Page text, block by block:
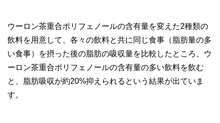
ウーロン茶重合ポリフェノールの含有量を変えた2種類の
飲料を用意して、各々の飲料と共に同じ食事（脂肪量の多
い食事）を摂った後の脂肪の吸収量を比較したところ、ウ
ーロン茶重合ポリフェノールの含有量の多い飲料を飲む
と、脂肪吸収が約20%抑えられるという結果が出ていま
す。